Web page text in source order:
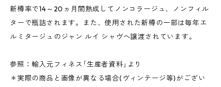
新樽率で14～20ヵ月間熟成してノンコラージュ、ノンフィル
ターで瓶詰されます。また、使用された新樽の一部は毎年エ
ルミタージュのジャン ルイ シャヴへ譲渡されています。
参照：輸入元フィネス｢生産者資料｣より
＊実際の商品と画像が異なる場合(ヴィンテージ等)がござい